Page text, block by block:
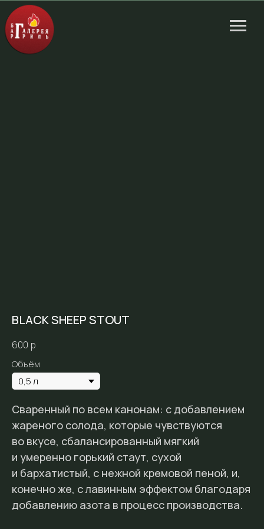
BLACK SHEEP STOUT
600 р
Объём
Сваренный по всем канонам: с добавлением
жареного солода, которые чувствуются
во вкусе, сбалансированный мягкий
и умеренно горький стаут, сухой
и бархатистый, с нежной кремовой пеной, и,
конечно же, с лавинным эффектом благодаря
добавлению азота в процесс производства.